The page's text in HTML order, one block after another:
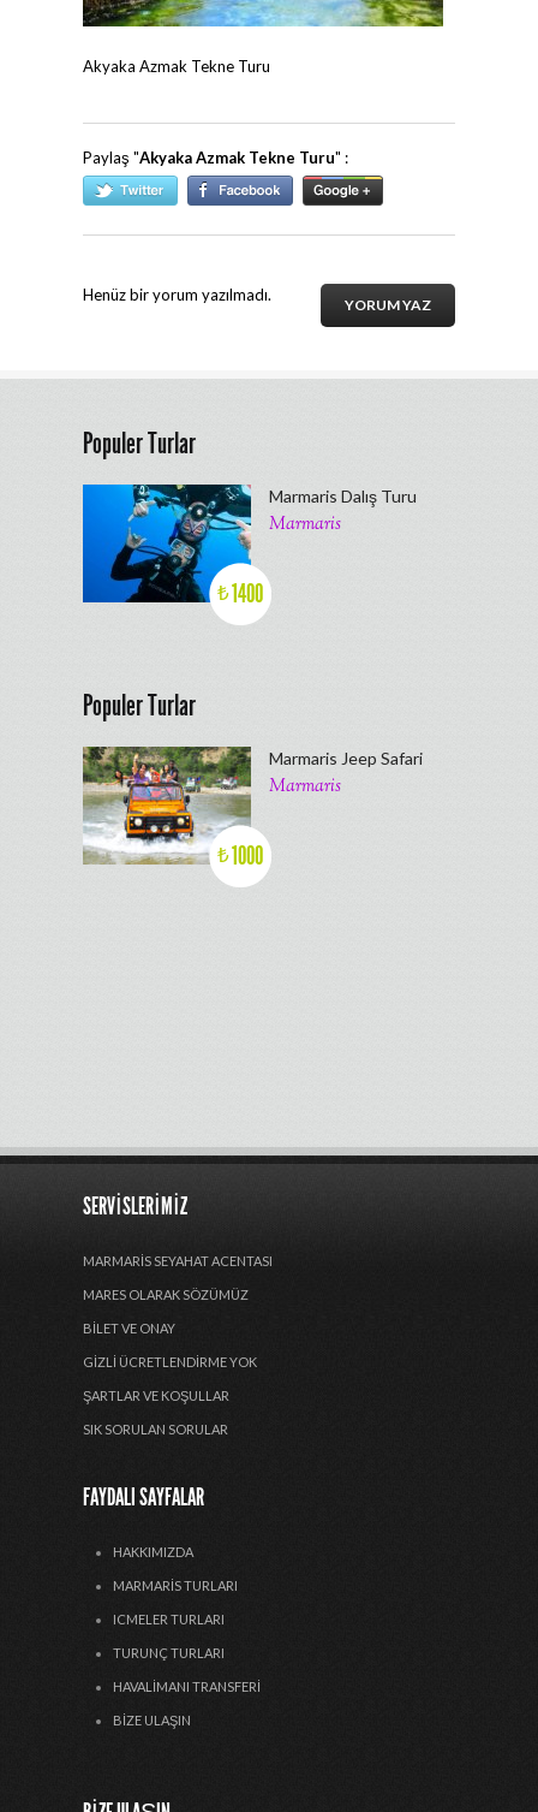
Akyaka Azmak Tekne Turu
Paylaş "Akyaka Azmak Tekne Turu" :
YORUM YAZ
Henüz bir yorum yazılmadı.
Populer Turlar
₺1400
Marmaris Dalış Turu
Marmaris
Populer Turlar
₺1000
Marmaris Jeep Safari
Marmaris
SERVISLERIMIZ
MARMARIS SEYAHAT ACENTASI
MARES OLARAK SÖZÜMÜZ
BILET VE ONAY
GIZLI ÜCRETLENDIRME YOK
ŞARTLAR VE KOŞULLAR
SIK SORULAN SORULAR
FAYDALI SAYFALAR
HAKKIMIZDA
MARMARIS TURLARI
ICMELER TURLARI
TURUNÇ TURLARI
HAVALIMANI TRANSFERI
BIZE ULAŞIN